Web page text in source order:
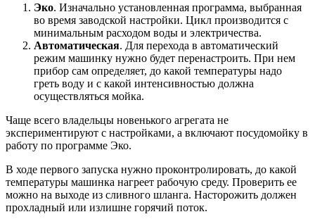
Эко. Изначально установленная программа, выбранная
во время заводской настройки. Цикл производится с
минимальным расходом воды и электричества.
Автоматическая. Для перехода в автоматический
режим машинку нужно будет перенастроить. При нем
прибор сам определяет, до какой температуры надо
греть воду и с какой интенсивностью должна
осуществляться мойка.
Чаще всего владельцы новенького агрегата не
экспериментируют с настройками, а включают посудомойку в
работу по программе Эко.
В ходе первого запуска нужно проконтролировать, до какой
температуры машинка нагреет рабочую среду. Проверить ее
можно на выходе из сливного шланга. Насторожить должен
прохладный или излишне горячий поток.